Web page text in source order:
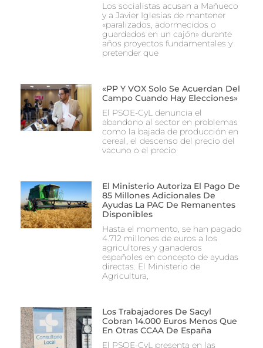
Los socialistas acusan a Mañueco
y a Javier Iglesias de mantener
«paralizados, adormecidos o
guardados en un cajón» durante
años proyectos fundamentales y
pretender que
«PP Y VOX Solo Se Acuerdan Del
Campo Cuando Hay Elecciones»
El PSOE-CyL denuncia el
abandono al sector en problemas
como la bajada de producción en
cereal, el descenso del precio del
vacuno o el precio
El Ministerio Autoriza El Pago De
85 Millones Adicionales De
Ayudas La PAC De Remanentes
Disponibles
Hasta el momento, se han pagado
4.712 millones de euros a los
agricultores y ganaderos
españoles en concepto de ayudas
directas. El Ministerio de
Agricultura,
Los Trabajadores De Sacyl
Cobran 14.000 Euros Menos Que
En Otras CCAA De España
El PSOE-CyL presenta en las